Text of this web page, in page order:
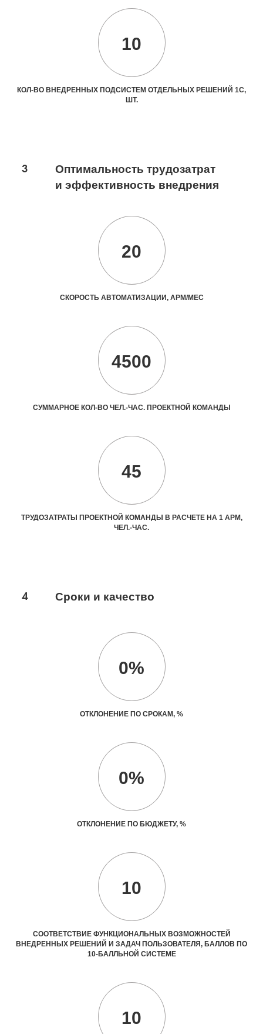
10
КОЛ-ВО ВНЕДРЕННЫХ ПОДСИСТЕМ ОТДЕЛЬНЫХ РЕШЕНИЙ 1С,
ШТ.
3
Оптимальность трудозатрат
и эффективность внедрения
20
СКОРОСТЬ АВТОМАТИЗАЦИИ, АРМ/МЕС
4500
СУММАРНОЕ КОЛ-ВО ЧЕЛ.-ЧАС. ПРОЕКТНОЙ КОМАНДЫ
45
ТРУДОЗАТРАТЫ ПРОЕКТНОЙ КОМАНДЫ В РАСЧЕТЕ НА 1 АРМ,
ЧЕЛ.-ЧАС.
4 Сроки и качество
0%
ОТКЛОНЕНИЕ ПО СРОКАМ, %
0%
ОТКЛОНЕНИЕ ПО БЮДЖЕТУ, %
10
СООТВЕТСТВИЕ ФУНКЦИОНАЛЬНЫХ ВОЗМОЖНОСТЕЙ
ВНЕДРЕННЫХ РЕШЕНИЙ И ЗАДАЧ ПОЛЬЗОВАТЕЛЯ, БАЛЛОВ ПО
10-БАЛЛЬНОЙ СИСТЕМЕ
10